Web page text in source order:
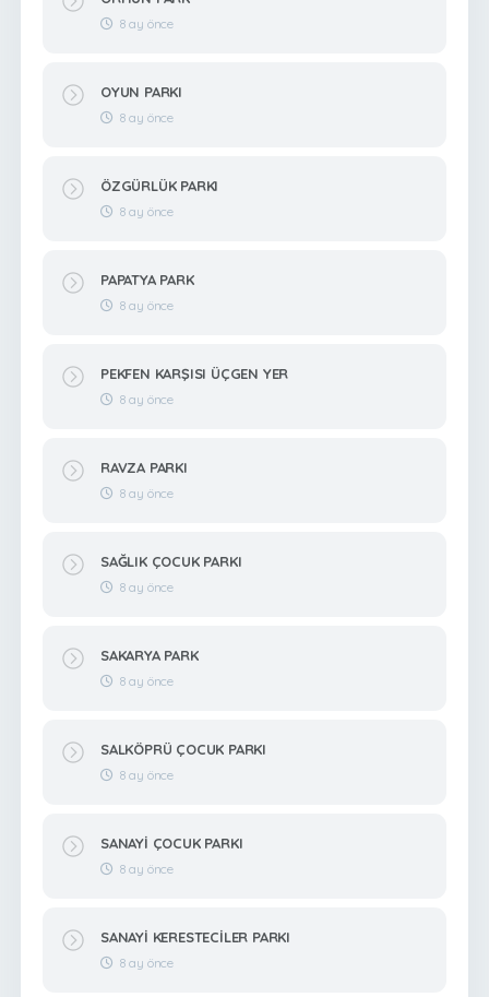
8 ay önce
OYUN PARKI
8 ay önce
ÖZGÜRLÜK PARKI
8 ay önce
PAPATYA PARK
8 ay önce
PEKFEN KARŞISI ÜÇGEN YER
8 ay önce
RAVZA PARKI
8 ay önce
SAĞLIK ÇOCUK PARKI
8 ay önce
SAKARYA PARK
8 ay önce
SALKÖPRÜ ÇOCUK PARKI
8 ay önce
SANAYİ ÇOCUK PARKI
8 ay önce
SANAYİ KERESTECİLER PARKI
8 ay önce